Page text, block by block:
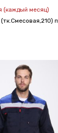
(каждый месяц)